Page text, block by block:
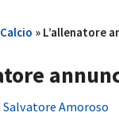
» L’allenatore
Salvatore Amoroso